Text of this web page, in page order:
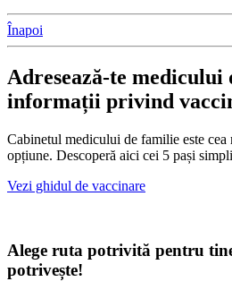
Înapoi
Adresează-te
informații privind
Cabinetul medicului de familie este cea
opțiune. Descoperă aici cei 5 pași
Vezi ghidul de vaccinare
Alege ruta potrivită pentru
potrivește!